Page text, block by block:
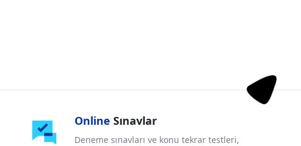
OnlineSınavlar
Deneme sınavları ve konu tekrar testleri,